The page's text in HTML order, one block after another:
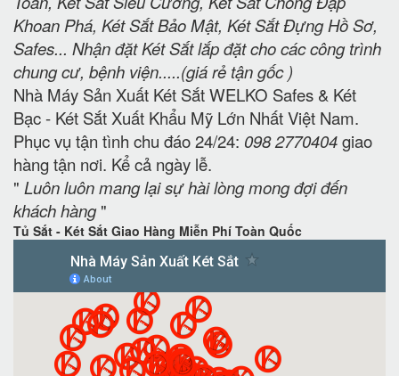
Khoan Phá, Két Sắt Bảo Mật, Két Sắt Đựng Hồ Sơ,
Safes... Nhận đặt Két Sắt lắp đặt cho các công trình
chung cư, bệnh viện.....(giá rẻ tận gốc )
Nhà Máy Sản Xuất Két Sắt WELKO Safes & Két
Bạc - Két Sắt Xuất Khẩu Mỹ Lớn Nhất Việt Nam.
Phục vụ tận tình chu đáo 24/24: 098 2770404giao
hàng tận nơi. Kể cả ngày lễ.
" Luôn luôn mang lại sự hài lòng mong đợi đến
khách hàng"
Tủ Sắt - Két Sắt Giao Hàng Miễn Phí Toàn Quốc